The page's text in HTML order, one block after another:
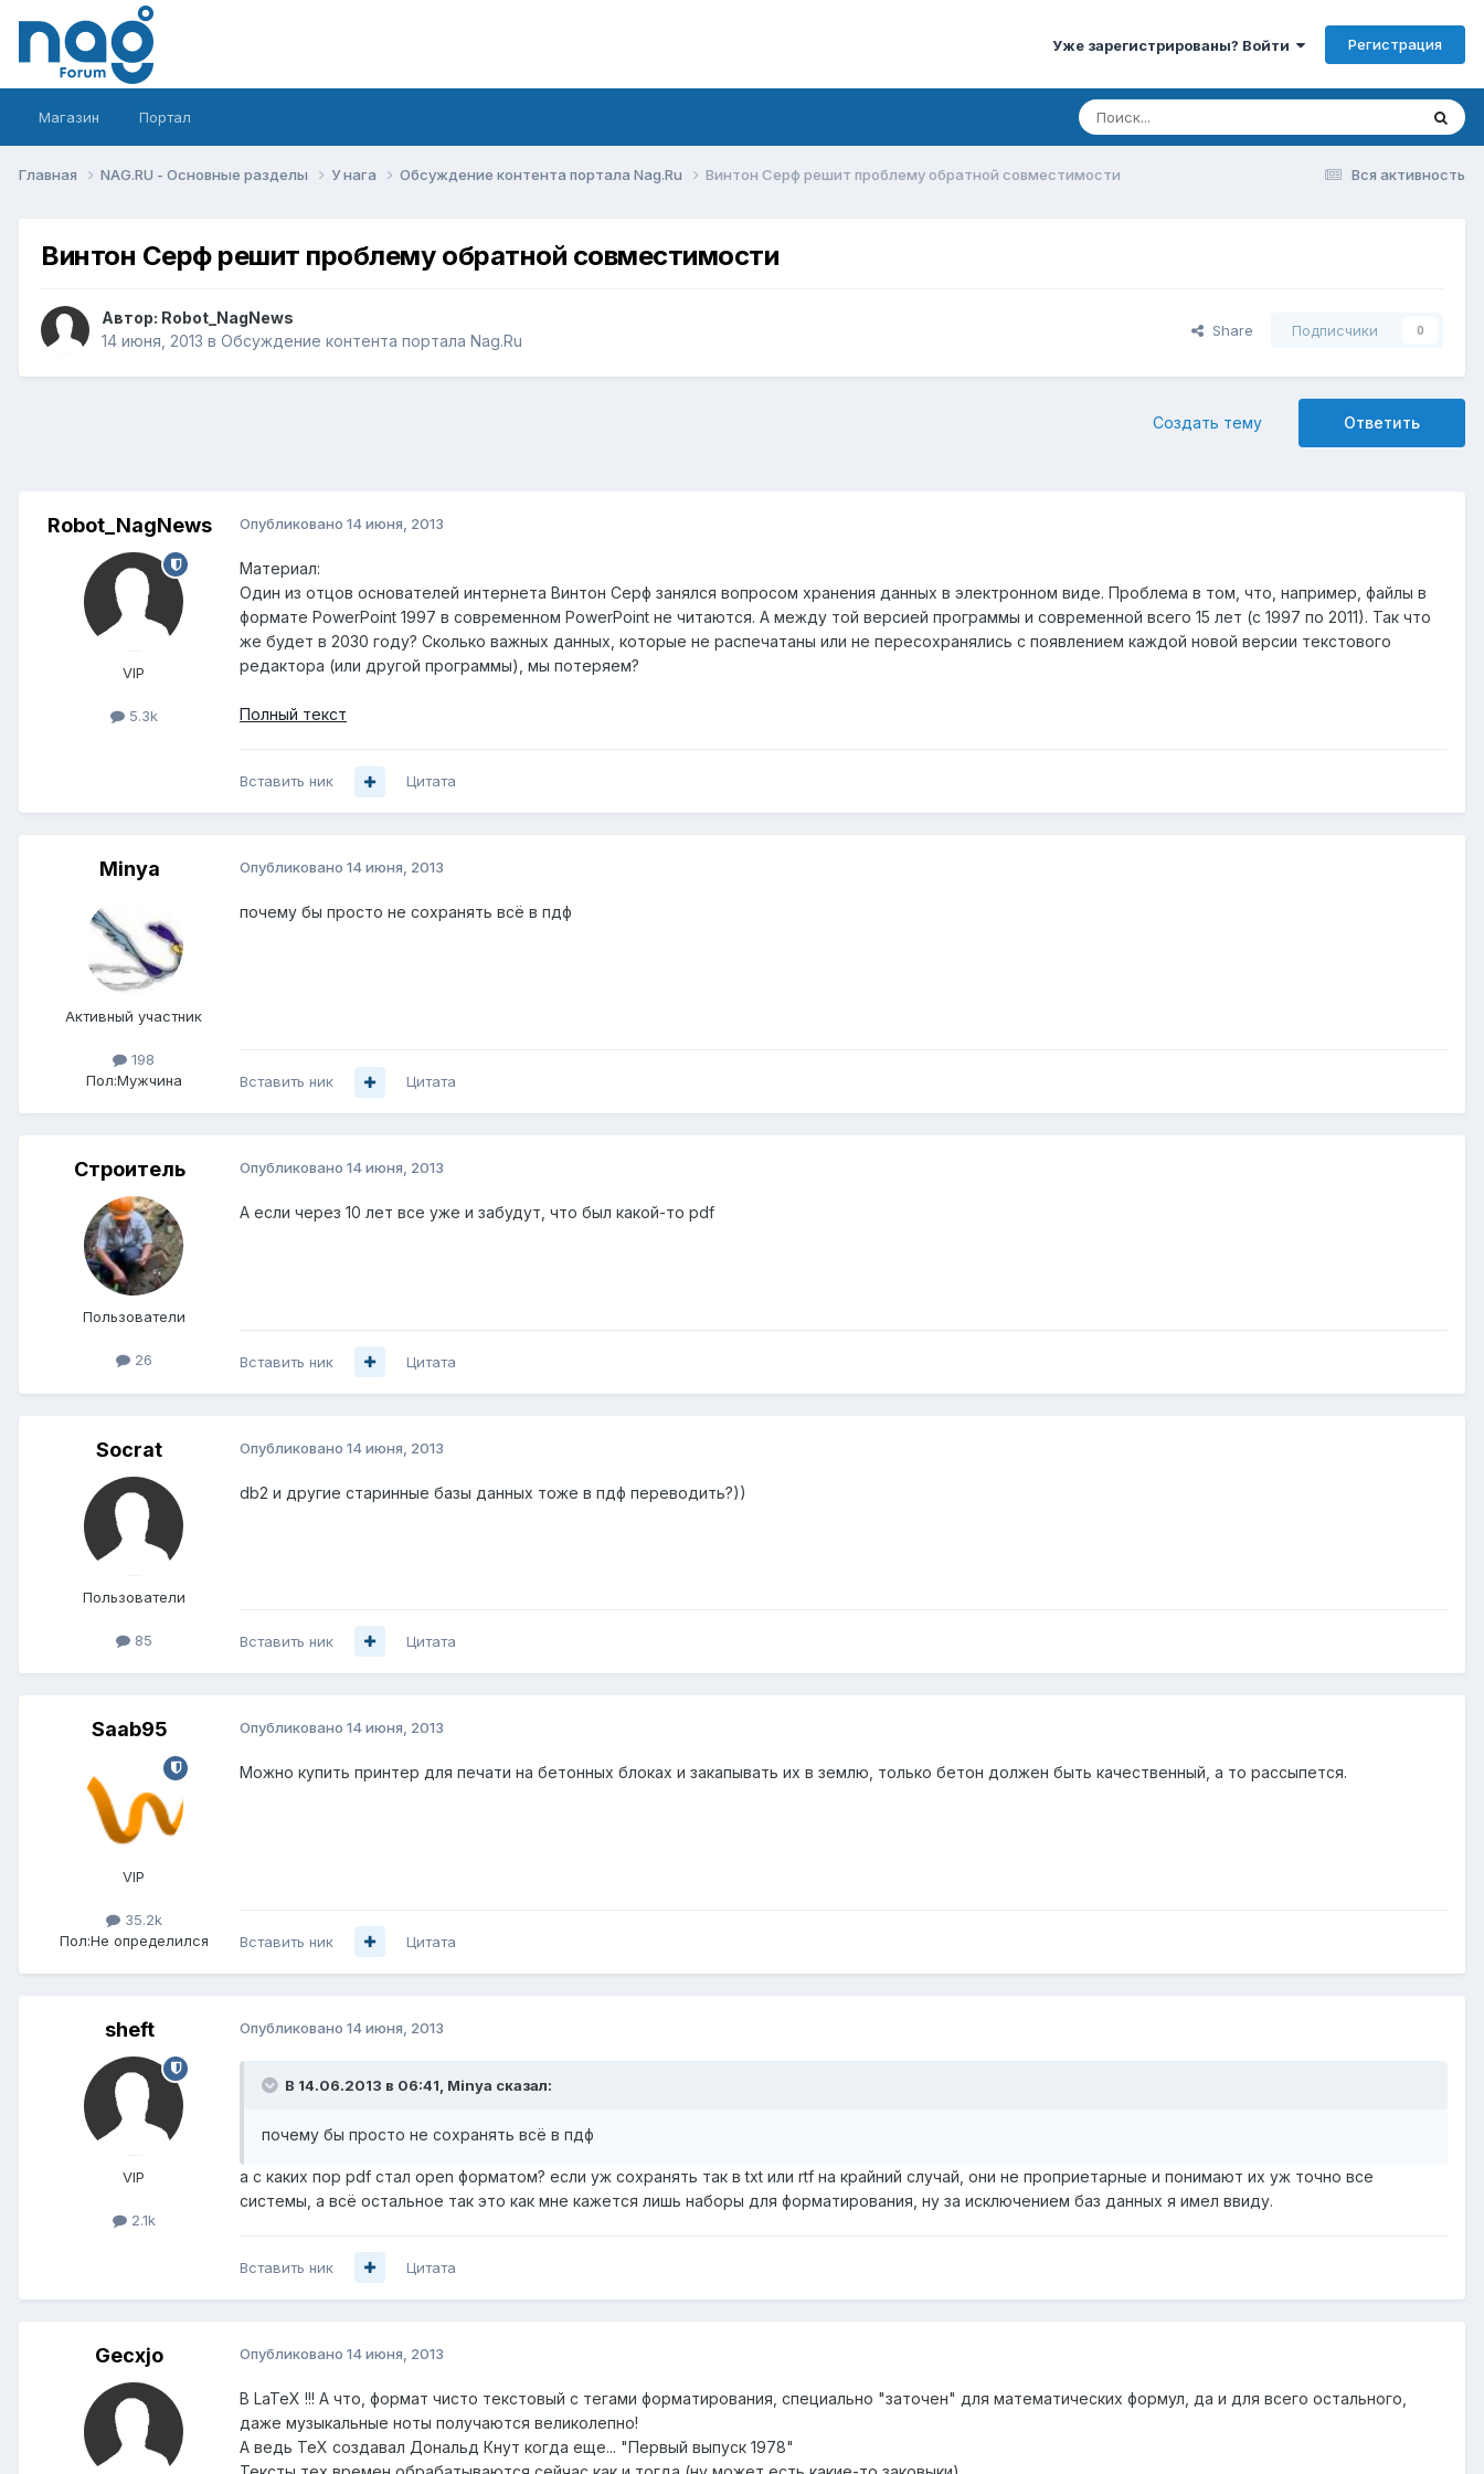
Уже зарегистрированы? Войти Регистрация
Магазин Портал
Вся активность
Главная NAG.RU - Основные разделы У нага Обсуждение контента портала Nag.Ru Винтон Серф решит проблему обратной совместимости
Винтон Серф решит проблему обратной совместимости
Автор: Robot_NagNews
14 июня, 2013 в Обсуждение контента портала Nag.Ru
Share Подписчики 0
Ответить
Создать тему
Robot_NagNews
VIP
5.3k
Опубликовано 14 июня, 2013
Материал:
Один из отцов основателей интернета Винтон Серф занялся вопросом хранения данных в электронном виде. Проблема в том, что, например, файлы в
формате PowerPoint 1997 в современном PowerPoint не читаются. А между той версией программы и современной всего 15 лет (с 1997 по 2011). Так что
же будет в 2030 году? Сколько важных данных, которые не распечатаны или не пересохранялись с появлением каждой новой версии текстового
редактора (или другой программы), мы потеряем?
Полный текст
Вставить ник Цитата
Minya
Активный участник
198
Пол:Мужчина
Опубликовано 14 июня, 2013
почему бы просто не сохранять всё в пдф
Вставить ник Цитата
Строитель
Пользователи
26
Опубликовано 14 июня, 2013
А если через 10 лет все уже и забудут, что был какой-то pdf
Вставить ник Цитата
Socrat
Пользователи
85
Опубликовано 14 июня, 2013
db2 и другие старинные базы данных тоже в пдф переводить?))
Вставить ник Цитата
Saab95
VIP
35.2k
Пол:Не определился
Опубликовано 14 июня, 2013
Можно купить принтер для печати на бетонных блоках и закапывать их в землю, только бетон должен быть качественный, а то рассыпется.
Вставить ник Цитата
sheft
VIP
2.1k
Опубликовано 14 июня, 2013
В 14.06.2013 в 06:41, Minya сказал:
почему бы просто не сохранять всё в пдф
а с каких пор pdf стал open форматом? если уж сохранять так в txt или rtf на крайний случай, они не проприетарные и понимают их уж точно все
системы, а всё остальное так это как мне кажется лишь наборы для форматирования, ну за исключением баз данных я имел ввиду.
Вставить ник Цитата
Gecxjo Опубликовано 14 июня, 2013
В LaTeX !!! А что, формат чисто текстовый с тегами форматирования, специально "заточен" для математических формул, да и для всего остального,
даже музыкальные ноты получаются великолепно!
А ведь TeX создавал Дональд Кнут когда еще... "Первый выпуск 1978"